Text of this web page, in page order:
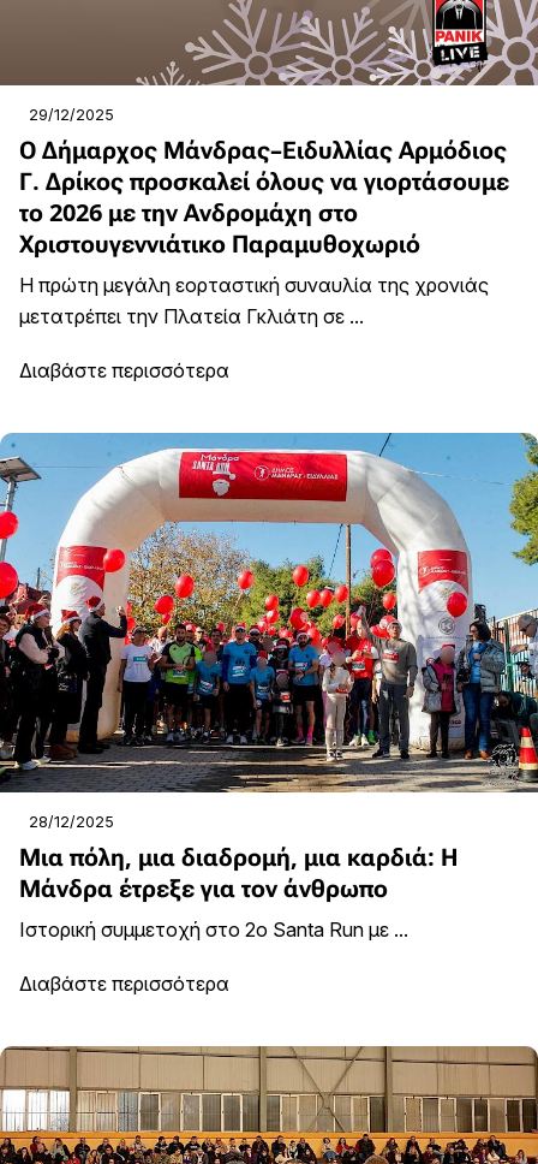
29/12/2025
Ο Δήμαρχος Μάνδρας–Ειδυλλίας Αρμόδιος
Γ. Δρίκος προσκαλεί όλους να γιορτάσουμε
το 2026 με την Ανδρομάχη στο
Χριστουγεννιάτικο Παραμυθοχωριό
Η πρώτη μεγάλη εορταστική συναυλία της χρονιάς
μετατρέπει την Πλατεία Γκλιάτη σε ...
Διαβάστε περισσότερα
28/12/2025
Μια πόλη, μια διαδρομή, μια καρδιά: Η
Μάνδρα έτρεξε για τον άνθρωπο
Ιστορική συμμετοχή στο 2ο Santa Run με ...
Διαβάστε περισσότερα